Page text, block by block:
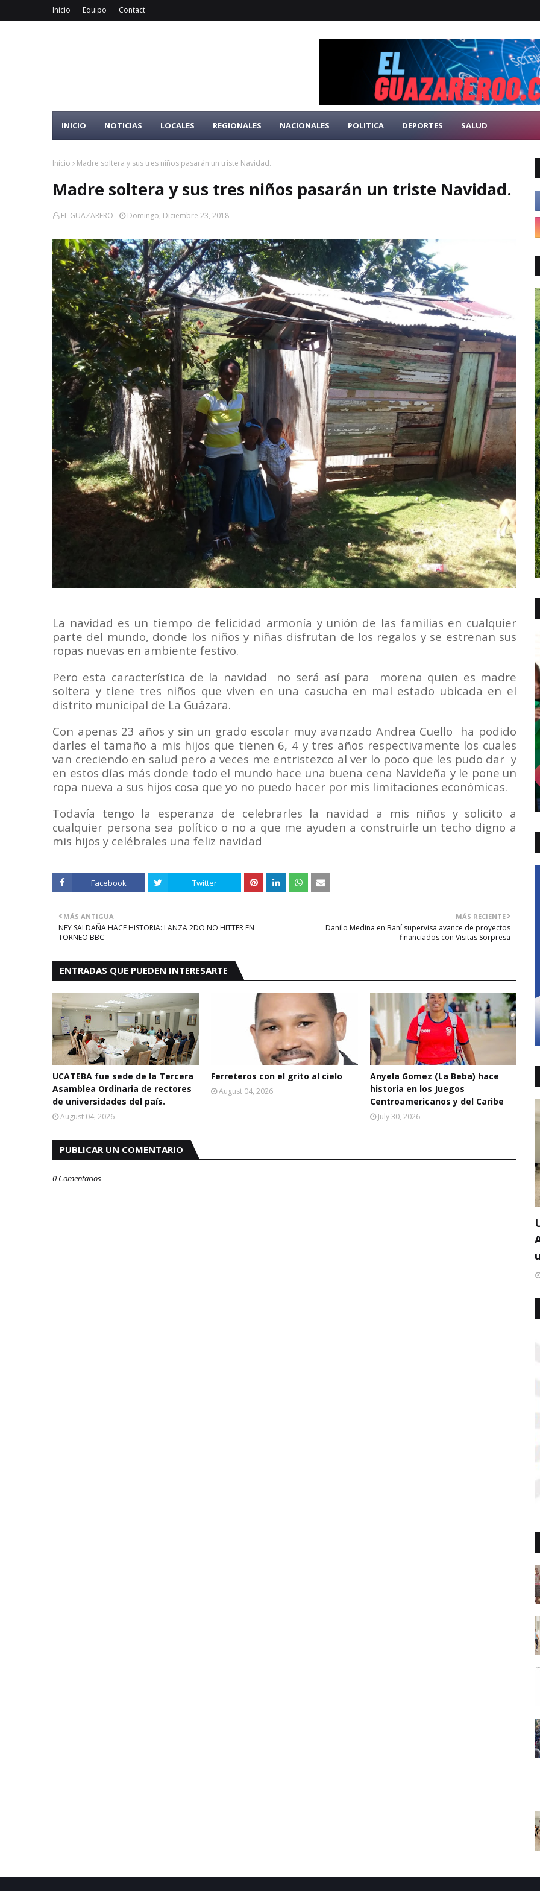
Inicio Equipo Contact
INICIO NOTICIAS LOCALES REGIONALES NACIONALES POLITICA DEPORTES SALUD
Inicio Madre soltera y sus tres niños pasarán un triste Navidad.
Madre soltera y sus tres niños pasarán un triste Navidad.
EL GUAZARERO Domingo, Diciembre 23, 2018
La navidad es un tiempo de felicidad armonía y unión de las familias en cualquier
parte del mundo, donde los niños y niñas disfrutan de los regalos y se estrenan sus
ropas nuevas en ambiente festivo.
Pero esta característica de la navidad
no será así para
morena quien es madre
soltera y tiene tres niños que viven en una casucha en mal estado ubicada en el
distrito municipal de La Guázara.
Con apenas 23 años y sin un grado escolar muy avanzado Andrea Cuello ha podido
darles el tamaño a mis hijos que tienen 6, 4 y tres años respectivamente los cuales
van creciendo en salud pero a veces me entristezco al ver lo poco que les pudo dar y
en estos días más donde todo el mundo hace una buena cena Navideña y le pone un
ropa nueva a sus hijos cosa que yo no puedo hacer por mis limitaciones económicas.
Todavía tengo la esperanza de celebrarles la navidad a mis niños y solicito a
cualquier persona sea político o no a que me ayuden a construirle un techo digno a
mis hijos y celébrales una feliz navidad
Facebook Twitter
MÁS RECIENTE
Danilo Medina en Baní supervisa avance de proyectos
financiados con Visitas Sorpresa
MÁS ANTIGUA
NEY SALDAÑA HACE HISTORIA: LANZA 2DO NO HITTER EN
TORNEO BBC
ENTRADAS QUE PUEDEN INTERESARTE
UCATEBA fue sede de la Tercera
Asamblea Ordinaria de rectores
de universidades del país.
August 04, 2026
Ferreteros con el grito al cielo
August 04, 2026
Anyela Gomez (La Beba) hace
historia en los Juegos
Centroamericanos y del Caribe
July 30, 2026
PUBLICAR UN COMENTARIO
0 Comentarios